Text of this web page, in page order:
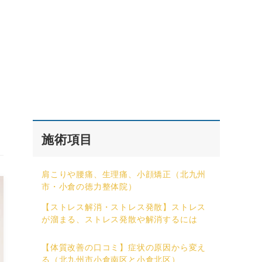
施術項目
肩こりや腰痛、生理痛、小顔矯正（北九州
市・小倉の徳力整体院）
【ストレス解消・ストレス発散】ストレス
が溜まる、ストレス発散や解消するには
【体質改善の口コミ】症状の原因から変え
る（北九州市小倉南区と小倉北区）